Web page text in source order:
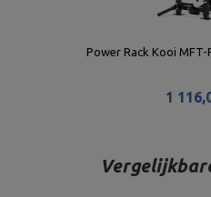
Power Rack Kooi
1